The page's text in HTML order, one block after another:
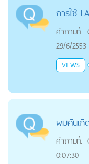
การใช้
คำถามที่:
29/6/2553
VIEWS
ผมคันเกิ
คำถามที่:
0:07:30